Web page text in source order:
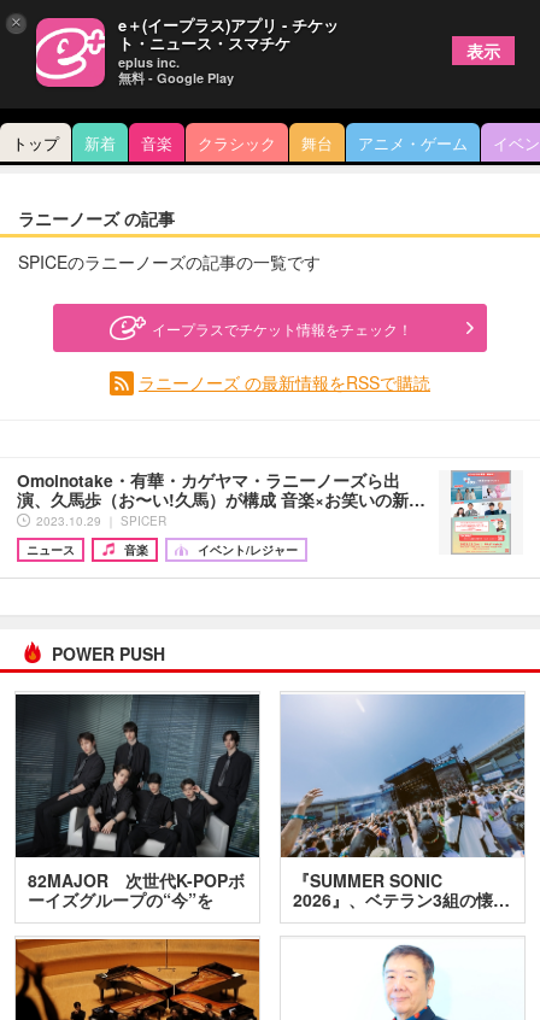
トップ 新着 音楽 クラシック 舞台 アニメ・ゲーム イベ
ラニーノーズ の記事
SPICEのラニーノーズの記事の一覧です
イープラスでチケット情報をチェック！
ラニーノーズ の最新情報をRSSで購読
Omoinotake・有華・カゲヤマ・ラニーノーズら出
演、久馬歩（お〜い!久馬）が構成 音楽×お笑いの新…
2023.10.29 ｜ SPICER
ニュース
音楽 イベント/レジャー
POWER PUSH
82MAJOR 次世代K-POPボ
ーイズグループの“今”を
訊…
『SUMMER SONIC
2026』、ベテラン3組の懐…
× e＋(イープラス)アプリ - チケッ
ト・ニュース・スマチケ
eplus inc.
無料 - Google Play
表示